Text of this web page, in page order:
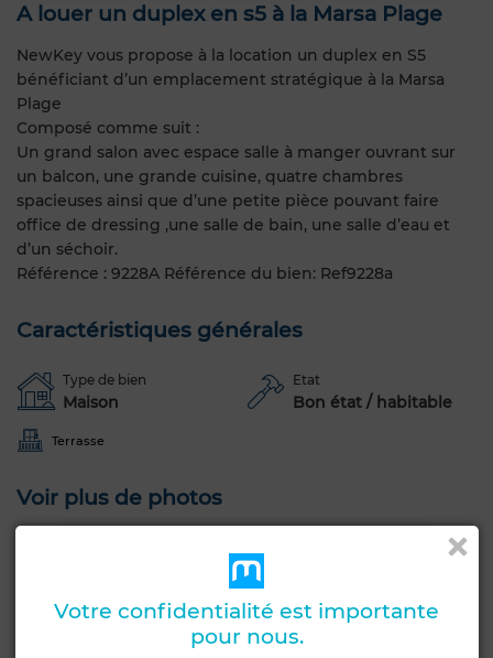
A louer un duplex en s5 à la Marsa Plage
NewKey vous propose à la location un duplex en S5
bénéficiant d’un emplacement stratégique à la Marsa
Plage
Composé comme suit :
Un grand salon avec espace salle à manger ouvrant sur
un balcon, une grande cuisine, quatre chambres
spacieuses ainsi que d’une petite pièce pouvant faire
office de dressing ,une salle de bain, une salle d’eau et
d’un séchoir.
Référence : 9228A Référence du bien: Ref9228a
Caractéristiques générales
Type de bien
Maison
Etat
Bon état / habitable
Terrasse
Voir plus de photos
Votre confidentialité est importante
pour nous.